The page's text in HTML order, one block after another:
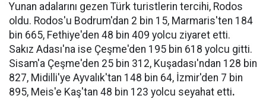
Yunan adalarını gezen Türk turistlerin tercihi, Rodos
oldu. Rodos'u Bodrum'dan 2 bin 15, Marmaris'ten 184
bin 665, Fethiye'den 48 bin 409 yolcu ziyaret etti.
Sakız Adası'na ise Çeşme'den 195 bin 618 yolcu gitti.
Sisam'a Çeşme'den 25 bin 312, Kuşadası'ndan 128 bin
827, Midilli'ye Ayvalık'tan 148 bin 64, İzmir'den 7 bin
895, Meis'e Kaş'tan 48 bin 123 yolcu seyahat etti.